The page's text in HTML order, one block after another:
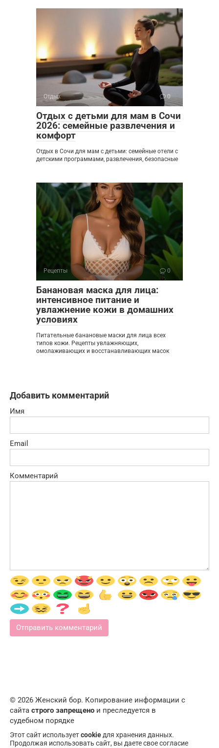
Отдых 0
Отдых с детьми для мам в Сочи
2026: семейные развлечения и
комфорт
Отдых в Сочи для мам с детьми: семейные отели с
детскими программами, развлечения, безопасные
Рецепты 0
Банановая маска для лица:
интенсивное питание и
увлажнение кожи в домашних
условиях
Питательные банановые маски для лица всех
типов кожи. Рецепты увлажняющих,
омолаживающих и восстанавливающих масок
Добавить комментарий
Имя
Email
Комментарий
© 2026 Женский бор. Копирование информации с
сайта строго запрещено и преследуется в
судебном порядке
Этот сайт используетcookie для хранения данных.
Продолжая использовать сайт, вы даете свое согласие